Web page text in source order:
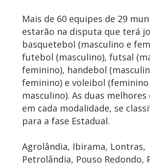
Mais de 60 equipes de 29
estarão na disputa que terá
basquetebol (masculino e
futebol (masculino), futsal
feminino), handebol
feminino) e voleibol (feminino
masculino). As duas melhores
em cada modalidade, se
para a fase Estadual.
Agrolândia, Ibirama, Lontras,
Petrolândia, Pouso Redondo,